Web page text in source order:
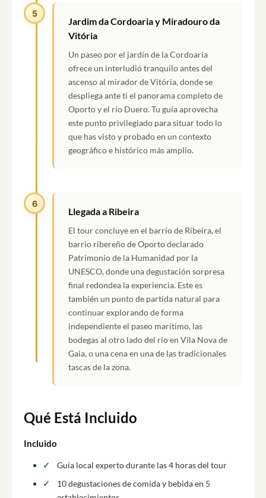
5
Jardim da Cordoaria y Miradouro da
Vitória
Un paseo por el jardín de la Cordoaria
ofrece un interludió tranquilo antes del
ascenso al mirador de Vitória, donde se
despliega ante ti el panorama completo de
Oporto y el río Duero. Tu guía aprovecha
este punto privilegiado para situar todo lo
que has visto y probado en un contexto
geográfico e histórico más amplio.
6
Llegada a Ribeira
El tour concluye en el barrio de Ribeira, el
barrio ribereño de Oporto declarado
Patrimonio de la Humanidad por la
UNESCO, donde una degustación sorpresa
final redondea la experiencia. Este es
también un punto de partida natural para
continuar explorando de forma
independiente el paseo marítimo, las
bodegas al otro lado del río en Vila Nova de
Gaia, o una cena en una de las tradicionales
tascas de la zona.
Qué Está Incluido
Incluido
Guía local experto durante las 4 horas del tour
10 degustaciones de comida y bebida en 5